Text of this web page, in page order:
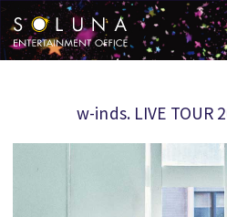
w-inds. LIVE TOUR